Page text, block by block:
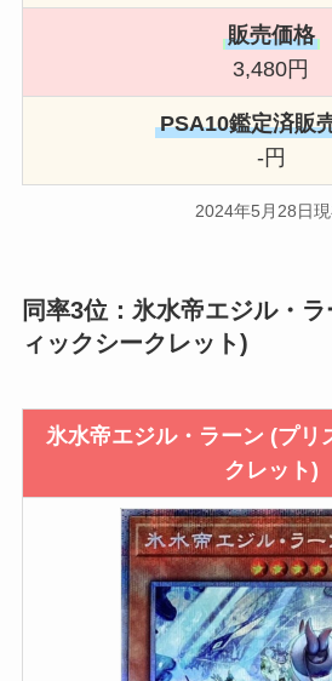
販売価格
3,480円
PSA10鑑定済販
-円
2024年5月28日
同率3位：氷水帝エジル・
ィックシークレット)
氷水帝エジル・ラーン (プリ
クレット)